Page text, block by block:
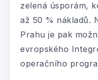
zelená úsporám,
až 50 % nákladů.
Prahu je pak
evropského
operačního